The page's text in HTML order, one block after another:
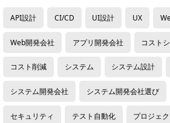
API設計 CI/CD UI設計 UX
Web開発会社 アプリ開発会社 コスト
コスト削減 システム システム設計
システム開発会社 システム開発会社選び
セキュリティ テスト自動化 プロジェ